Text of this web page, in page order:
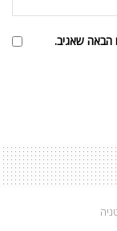
הבאה שאגיב.